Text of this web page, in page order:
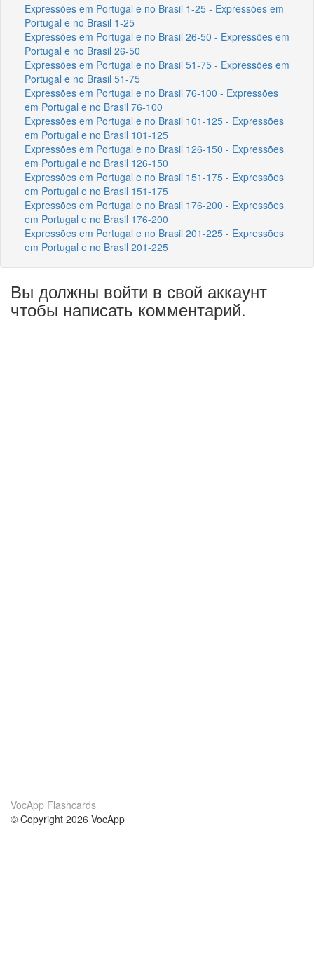
Expressões em Portugal e no Brasil 1-25 - Expressões em
Portugal e no Brasil 1-25
Expressões em Portugal e no Brasil 26-50 - Expressões em
Portugal e no Brasil 26-50
Expressões em Portugal e no Brasil 51-75 - Expressões em
Portugal e no Brasil 51-75
Expressões em Portugal e no Brasil 76-100 - Expressões
em Portugal e no Brasil 76-100
Expressões em Portugal e no Brasil 101-125 - Expressões
em Portugal e no Brasil 101-125
Expressões em Portugal e no Brasil 126-150 - Expressões
em Portugal e no Brasil 126-150
Expressões em Portugal e no Brasil 151-175 - Expressões
em Portugal e no Brasil 151-175
Expressões em Portugal e no Brasil 176-200 - Expressões
em Portugal e no Brasil 176-200
Expressões em Portugal e no Brasil 201-225 - Expressões
em Portugal e no Brasil 201-225
Вы должны войти в свой аккаунт
чтобы написать комментарий.
VocApp Flashcards
© Copyright 2026 VocApp